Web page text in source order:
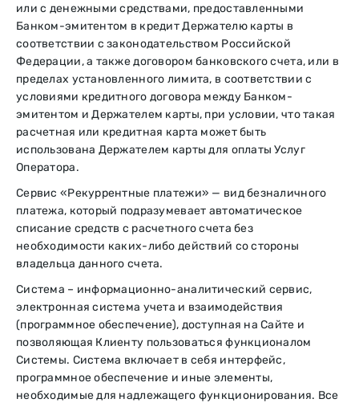
или с денежными средствами, предоставленными
Банком-эмитентом в кредит Держателю карты в
соответствии с законодательством Российской
Федерации, а также договором банковского счета, или в
пределах установленного лимита, в соответствии с
условиями кредитного договора между Банком-
эмитентом и Держателем карты, при условии, что такая
расчетная или кредитная карта может быть
использована Держателем карты для оплаты Услуг
Оператора.
Сервис «Рекуррентные платежи» — вид безналичного
платежа, который подразумевает автоматическое
списание средств с расчетного счета без
необходимости каких-либо действий со стороны
владельца данного счета.
Система – информационно-аналитический сервис,
электронная система учета и взаимодействия
(программное обеспечение), доступная на Сайте и
позволяющая Клиенту пользоваться функционалом
Системы. Система включает в себя интерфейс,
программное обеспечение и иные элементы,
необходимые для надлежащего функционирования. Все